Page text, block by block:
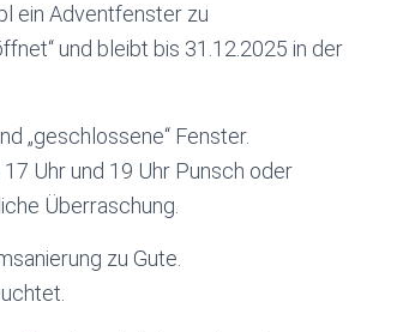
ein Adventfenster zu
und bleibt bis 31.12.2025 in der
„geschlossene“ Fenster.
Uhr und 19 Uhr Punsch oder
Überraschung.
zu Gute.